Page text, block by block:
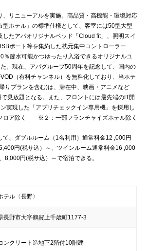
リニューアルを実施。高品質・高機能・環境対応
型ホテル」の標準仕様として、客室には50型大型
したアパオリジナルベッド「Cloud fit」、照明スイ
ポート等を集約した枕元集中コントローラー
％節水可能かつゆったり入浴できるオリジナルユ
。現在、アパグループ50周年を記念して、国内の
（有料チャンネル）を無料化しており、当ホテ
りプランを含む)は、滞在中、映画・アニメなど
見放題となる。また、フロントには最先端のIT開
実現した「アプリチェックイン専用機」を採用し
ア除く ※２：一部フランチャイズホテル除く
、ダブルルーム（1名利用）通常料金12 ,000円
円(税サ込）～、ツインルーム通常料金16 ,000
8,000円(税サ込）～で宿泊できる。
テル〈長野〉
長野市大字鶴賀上千歳町1177-3
ンクリート造地下2階付10階建